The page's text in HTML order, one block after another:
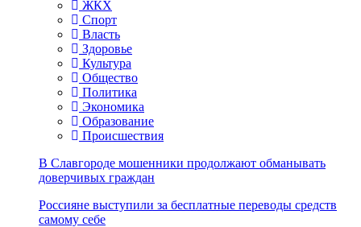
ЖКХ
Спорт
Власть
Здоровье
Культура
Общество
Политика
Экономика
Образование
Происшествия
В Славгороде мошенники продолжают обманывать
доверчивых граждан
Россияне выступили за бесплатные переводы средств
самому себе